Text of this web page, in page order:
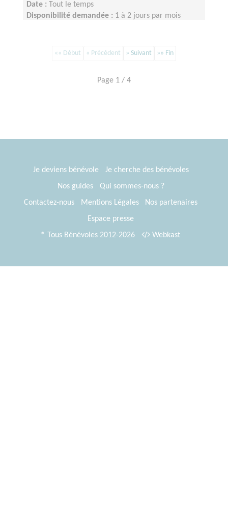
Date :
Tout le temps
Disponibilité demandée : 1 à 2 jours par mois
«« Début « Précédent » Suivant »» Fin
Page 1 / 4
Je deviens bénévole
Je cherche des bénévoles
Nos guides
Qui sommes-nous ?
Contactez-nous
Mentions Légales
Nos partenaires
Espace presse
® Tous Bénévoles 2012-2026
Webkast